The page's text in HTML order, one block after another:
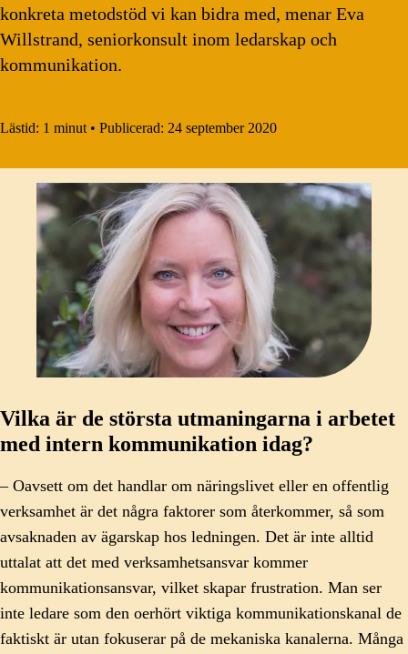
konkreta metodstöd vi kan bidra med, menar Eva
Willstrand, seniorkonsult inom ledarskap och
kommunikation.
Lästid: 1 minut • Publicerad: 24 september 2020
Vilka är de största utmaningarna i arbetet
med intern kommunikation idag?
– Oavsett om det handlar om näringslivet eller en offentlig
verksamhet är det några faktorer som återkommer, så som
avsaknaden av ägarskap hos ledningen. Det är inte alltid
uttalat att det med verksamhetsansvar kommer
kommunikationsansvar, vilket skapar frustration. Man ser
inte ledare som den oerhört viktiga kommunikationskanal de
faktiskt är utan fokuserar på de mekaniska kanalerna. Många